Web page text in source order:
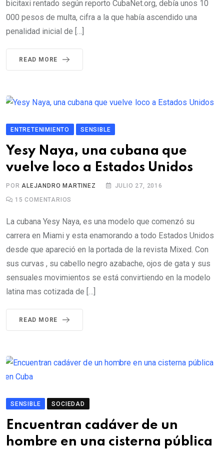
bicitaxi rentado según reporto CubaNet.org, debía unos 10
000 pesos de multa, cifra a la que había ascendido una
penalidad inicial de […]
READ MORE
ENTRETENIMIENTO SENSIBLE
Yesy Naya, una cubana que
vuelve loco a Estados Unidos
POR ALEJANDRO MARTINEZ
JULIO 27, 2016
15 COMENTARIOS
La cubana Yesy Naya, es una modelo que comenzó su
carrera en Miami y esta enamorando a todo Estados Unidos
desde que apareció en la portada de la revista Mixed. Con
sus curvas , su cabello negro azabache, ojos de gata y sus
sensuales movimientos se está convirtiendo en la modelo
latina mas cotizada de […]
READ MORE
SENSIBLE SOCIEDAD
Encuentran cadáver de un
hombre en una cisterna pública